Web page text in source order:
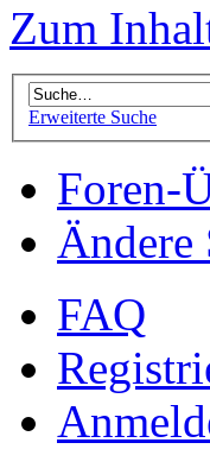
Zum
Erweiterte Suche
Foren-
Ändere
FAQ